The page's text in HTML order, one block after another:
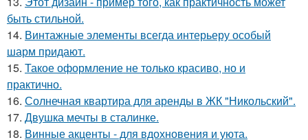
быть стильной.
14. Винтажные элементы всегда интерьеру особый
шарм придают.
15. Такое оформление не только красиво, но и
практично.
16. Солнечная квартира для аренды в ЖК "Никольский".
17. Двушка мечты в сталинке.
18. Винные акценты - для вдохновения и уюта.